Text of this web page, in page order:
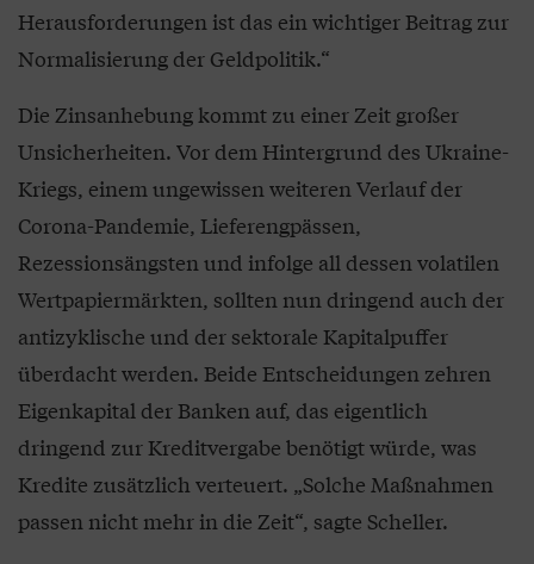
Herausforderungen ist das ein wichtiger Beitrag zur
Normalisierung der Geldpolitik.“
Die Zinsanhebung kommt zu einer Zeit großer
Unsicherheiten. Vor dem Hintergrund des Ukraine-
Kriegs, einem ungewissen weiteren Verlauf der
Corona-Pandemie, Lieferengpässen,
Rezessionsängsten und infolge all dessen volatilen
Wertpapiermärkten, sollten nun dringend auch der
antizyklische und der sektorale Kapitalpuffer
überdacht werden. Beide Entscheidungen zehren
Eigenkapital der Banken auf, das eigentlich
dringend zur Kreditvergabe benötigt würde, was
Kredite zusätzlich verteuert. „Solche Maßnahmen
passen nicht mehr in die Zeit“, sagte Scheller.